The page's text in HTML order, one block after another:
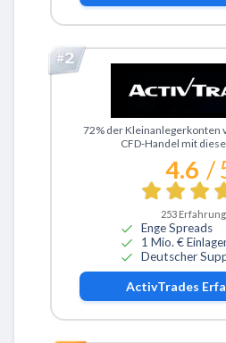
Zu ActivTrades
72% der Kleinanlegerkonten
CFD-Handel mit
4.6 /
253
Enge Spreads
1 Mio. €
Deutscher
ActivTrades